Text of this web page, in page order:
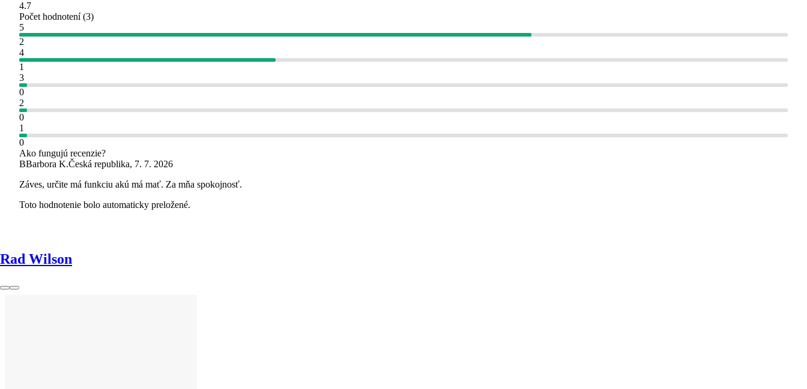
4.7
Počet hodnotení(3)
5
2
4
1
3
0
2
0
1
0
Ako fungujú recenzie?
BBarbora K.Česká republika, 7. 7. 2026
Záves, určite má funkciu akú má mať. Za mňa spokojnosť.
Toto hodnotenie bolo automaticky preložené.
Rad Wilson